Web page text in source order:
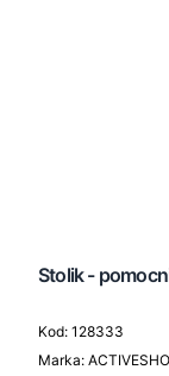
Stolik -
Kod: 128333
Marka: